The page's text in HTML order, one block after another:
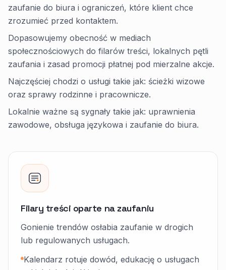
zaufanie do biura i ograniczeń, które klient chce
zrozumieć przed kontaktem.
Dopasowujemy obecność w mediach
społecznościowych do filarów treści, lokalnych pętli
zaufania i zasad promocji płatnej pod mierzalne akcje.
Najczęściej chodzi o usługi takie jak: ścieżki wizowe
oraz sprawy rodzinne i pracownicze.
Lokalnie ważne są sygnały takie jak: uprawnienia
zawodowe, obsługa językowa i zaufanie do biura.
Filary treści oparte na zaufaniu
Gonienie trendów osłabia zaufanie w drogich
lub regulowanych usługach.
Kalendarz rotuje dowód, edukację o usługach